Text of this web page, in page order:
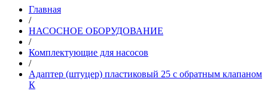
Главная
/
НАСОСНОЕ ОБОРУДОВАНИЕ
/
Комплектующие для насосов
/
Адаптер (штуцер) пластиковый 25 с обратным клапаном
К